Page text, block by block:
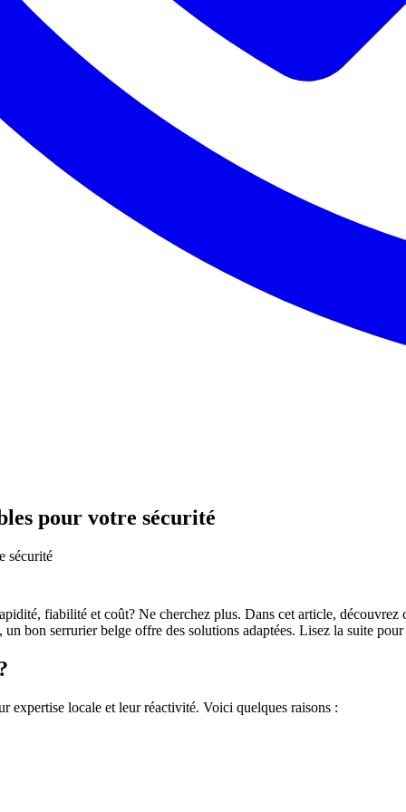
pour votre sécurité
sécurité
fiabilité et coût? Ne cherchez plus. Dans cet article,
bon serrurier belge offre des solutions adaptées. Lisez la suite
expertise locale et leur réactivité. Voici quelques raisons :